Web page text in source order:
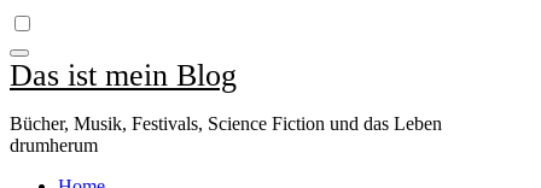
Das ist mein Blog
Bücher, Musik, Festivals, Science Fiction und das Leben
drumherum